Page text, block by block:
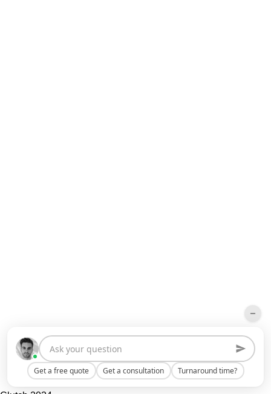
Top Interior Design Company
Get a free quote Get a consultation Turnaround time?